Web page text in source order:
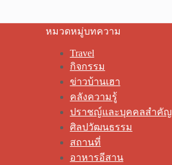
หมวดหมู่บทความ
Travel
กิจกรรม
ข่าวบ้านเฮา
คลังความรู้
ปราชญ์และบุคคลสำคัญ
ศิลปวัฒนธรรม
สถานที่
อาหารอีสาน